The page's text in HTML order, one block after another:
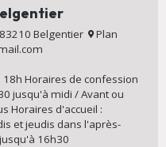
Belgentier
Plan
Horaires de confession
jusqu'à midi / Avant ou
Horaires d'accueil :
et jeudis dans l'après-
16h30